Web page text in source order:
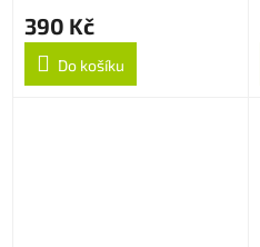
390 Kč
Do košíku